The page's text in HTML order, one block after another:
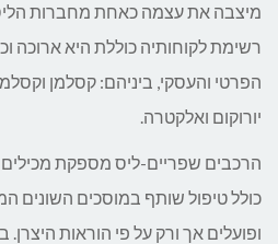
מיצבה את עצמה כאחת מחברות
רשימת לקוחותיה כוללת היא ארוכה
הפרטי והעסקי, ביניהם: קסלמן
יורוקום ואלקטרה.
הרכבים שפריים-ליס מספקת מכילים
כולל טיפול שותף במוסכים השונים
ופועלים אך ורק על פי הוראות